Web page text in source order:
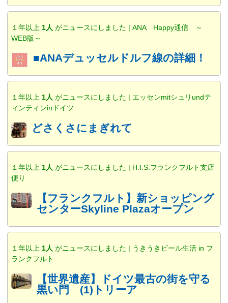
１年以上 1人 がニュースにしました | ANA Happy通信 ～
WEB版～
■ANAデュッセルドルフ線の詳細！
１年以上 1人 がニュースにしました | エッセンmitシュリundテ
ィンティンinドイツ
どさくさにまぎれて
１年以上 1人 がニュースにしました | H.I.S.フランクフルト支店
便り
【フランクフルト】新ショッピング
センターSkyline Plazaオープン
１年以上 1人 がニュースにしました | うきうきビール生活 in フ
ランクフルト
【世界遺産】ドイツ最古の街を守る
黒い門 (1)トリーア